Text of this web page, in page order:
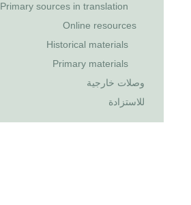
Primary sources in translation
Online resources
Historical materials
Primary materials
وصلات خارجية
للاستزادة